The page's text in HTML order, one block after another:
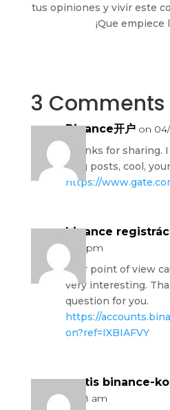
tus opiniones y vivir este
¡Que empiece
3 Comments
Binance开户 on
Thanks for sharing.
blog posts, cool,
https://
binance
9:56 pm
Your point of view
very interesting.
question for you.
https://
on?ref=IXBIAFVY
gratis binance-
12:38 am